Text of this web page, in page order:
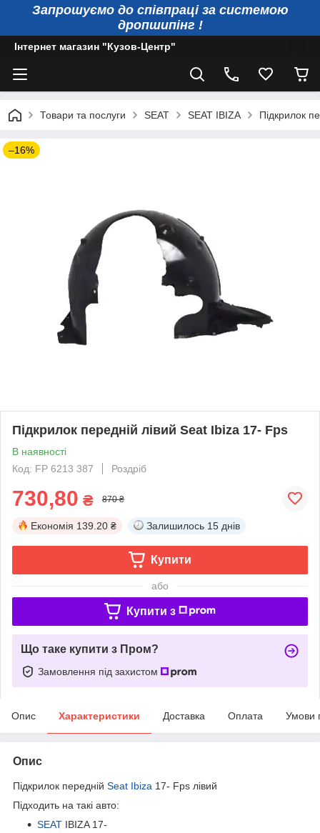
Запрошуємо до співпраці за системою
дропшипінг !
Інтернет магазин "Кузов-Центр"
Товари та послуги SEAT SEAT IBIZA Підкрилок
–16%
Підкрилок передній лівий Seat Ibiza 17- Fps
В наявності
Код: FP 6213 387
Роздріб
730,80 ₴ 870 ₴
Економія 139.20 ₴ Залишилось 15 днів
Купити
або
Купити з
Що таке купити з Пром?
Замовлення під захистом
Опис Характеристики Доставка Оплата Умови
Опис
Підкрилок передній Seat Ibiza 17- Fps лівий
Підходить на такі авто:
SEAT IBIZA 17-